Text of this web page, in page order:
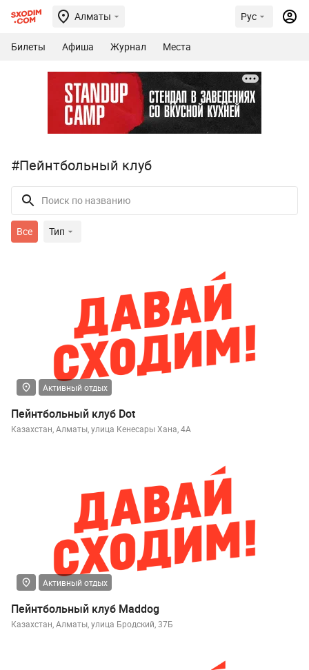
Алматы Рус
Билеты Афиша Журнал Места
#Пейнтбольный клуб
Все Тип
Активный отдых
Пейнтбольный клуб Dot
Казахстан, Алматы, улица Кенесары Хана, 4А
Активный отдых
Пейнтбольный клуб Maddog
Казахстан, Алматы, улица Бродский, 37Б